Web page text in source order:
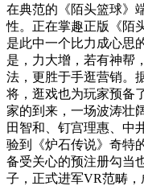
在典范的《陌头篮球》
性。正在掌趣正版《陌
是此中一个比力成心思
是，力大增，若有神帮
法，更胜于手逛营销。
将，逛戏也为玩家预备
家的到来，一场波涛壮
田智和、钉宫理惠、中
验到《炉石传说》奇特
备受关心的预注册勾当
子，正式进军VR范畴